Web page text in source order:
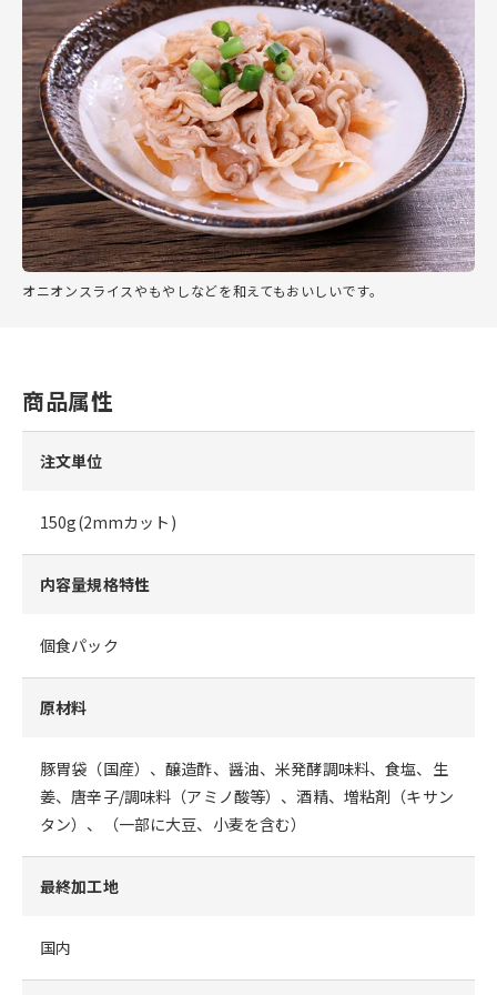
オニオンスライスやもやしなどを和えてもおいしいです。
商品属性
注文単位
150g(2mmカット)
内容量規格特性
個食パック
原材料
豚胃袋（国産）、醸造酢、醤油、米発酵調味料、食塩、生
姜、唐辛子/調味料（アミノ酸等）、酒精、増粘剤（キサン
タン）、（一部に大豆、小麦を含む）
最終加工地
国内